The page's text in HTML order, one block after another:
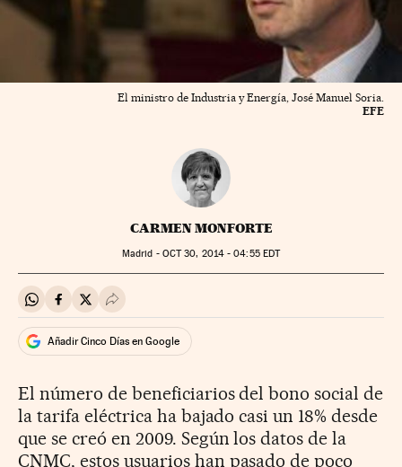
El ministro de Industria y Energía, José Manuel Soria.
EFE
CARMEN MONFORTE
Madrid - OCT30, 2014 - 04:55EDT
Compartir en Whatsapp
Compartir en Facebook
Compartir en Twitter
Desplegar Redes Sociales
Añadir Cinco Días en Google
El número de beneficiarios del bono social de
la tarifa eléctrica ha bajado casi un 18% desde
que se creó en 2009. Según los datos de la
CNMC, estos usuarios han pasado de poco